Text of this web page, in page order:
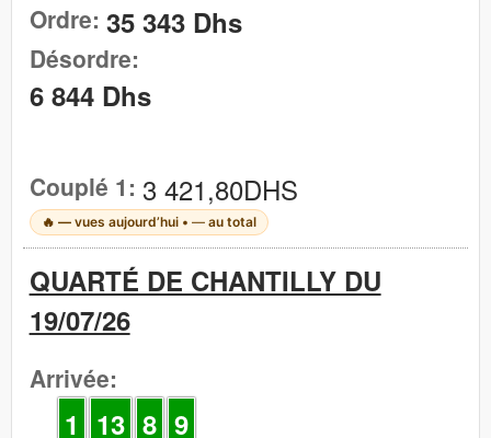
Ordre: 35 343 Dhs
Désordre:
6 844 Dhs
Couplé 1: 3 421,80DHS
🔥 —vues aujourd’hui • —au total
QUARTÉ DE CHANTILLY DU
19/07/26
Arrivée:
1 13 8 9